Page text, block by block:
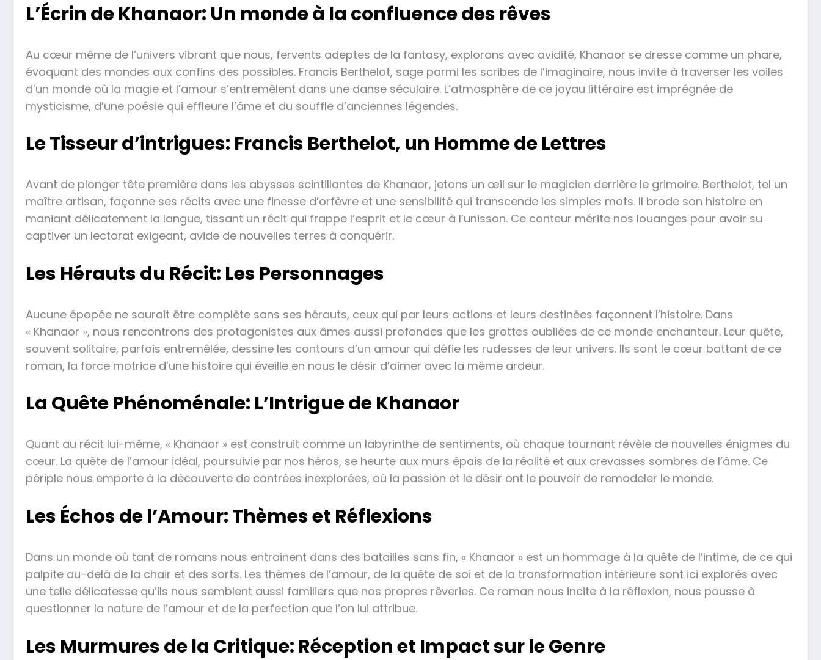
L’Écrin de Khanaor: Un monde à la confluence des rêves
Au cœur même de l’univers vibrant que nous, fervents adeptes de la fantasy, explorons avec avidité, Khanaor se dresse comme un phare,
évoquant des mondes aux confins des possibles. Francis Berthelot, sage parmi les scribes de l’imaginaire, nous invite à traverser les voiles
d’un monde où la magie et l’amour s’entremêlent dans une danse séculaire. L’atmosphère de ce joyau littéraire est imprégnée de
mysticisme, d’une poésie qui effleure l’âme et du souffle d’anciennes légendes.
Le Tisseur d’intrigues: Francis Berthelot, un Homme de Lettres
Avant de plonger tête première dans les abysses scintillantes de Khanaor, jetons un œil sur le magicien derrière le grimoire. Berthelot, tel un
maître artisan, façonne ses récits avec une finesse d’orfèvre et une sensibilité qui transcende les simples mots. Il brode son histoire en
maniant délicatement la langue, tissant un récit qui frappe l’esprit et le cœur à l’unisson. Ce conteur mérite nos louanges pour avoir su
captiver un lectorat exigeant, avide de nouvelles terres à conquérir.
Les Hérauts du Récit: Les Personnages
Aucune épopée ne saurait être complète sans ses hérauts, ceux qui par leurs actions et leurs destinées façonnent l’histoire. Dans
« Khanaor », nous rencontrons des protagonistes aux âmes aussi profondes que les grottes oubliées de ce monde enchanteur. Leur quête,
souvent solitaire, parfois entremêlée, dessine les contours d’un amour qui défie les rudesses de leur univers. Ils sont le cœur battant de ce
roman, la force motrice d’une histoire qui éveille en nous le désir d’aimer avec la même ardeur.
La Quête Phénoménale: L’Intrigue de Khanaor
Quant au récit lui-même, « Khanaor » est construit comme un labyrinthe de sentiments, où chaque tournant révèle de nouvelles énigmes du
cœur. La quête de l’amour idéal, poursuivie par nos héros, se heurte aux murs épais de la réalité et aux crevasses sombres de l’âme. Ce
périple nous emporte à la découverte de contrées inexplorées, où la passion et le désir ont le pouvoir de remodeler le monde.
Les Échos de l’Amour: Thèmes et Réflexions
Dans un monde où tant de romans nous entrainent dans des batailles sans fin, « Khanaor » est un hommage à la quête de l’intime, de ce qui
palpite au-delà de la chair et des sorts. Les thèmes de l’amour, de la quête de soi et de la transformation intérieure sont ici explorés avec
une telle délicatesse qu’ils nous semblent aussi familiers que nos propres rêveries. Ce roman nous incite à la réflexion, nous pousse à
questionner la nature de l’amour et de la perfection que l’on lui attribue.
Les Murmures de la Critique: Réception et Impact sur le Genre